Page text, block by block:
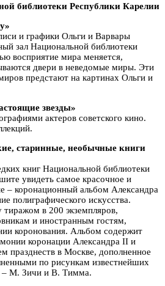
библиотеки Республики Карелии
и графики Ольги и Варвары
зал Национальной библиотеки
восприятие мира меняется,
двери в неведомые миры. Эти
предстают на картинах Ольги и
звезды»
актеров советского кино.
старинные, необычные книги
книг Национальной библиотеки
увидеть самое красочное и
– коронационный альбом Александра
полиграфического искусства.
в 200 экземпляров,
и иностранным гостям,
коронования. Альбом содержит
коронации Александра II и
празднеств в Москве, дополненное
по рисункам известнейших
– М. Зичи и В. Тимма.